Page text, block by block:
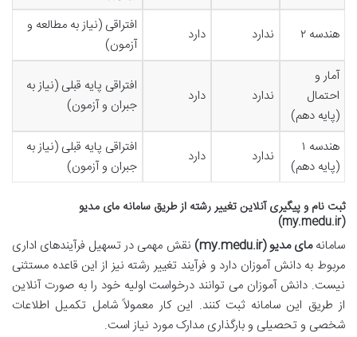
هندسه ۲ ندارد دارد
افتراقی (نیاز به مطالعه و
آزمون)
آمار و
احتمال
(پایه دهم)
ندارد دارد
افتراقی پایه قبلی (نیاز به
جبران و آزمون)
هندسه ۱
(پایه دهم)
ندارد دارد
افتراقی پایه قبلی (نیاز به
جبران و آزمون)
ثبت نام و پیگیری آنلاین تغییر رشته از طریق سامانه مای مدیو
(my.medu.ir)
سامانهمای مدیو (my.medu.ir)
نقش مهمی در تسهیل فرآیندهای اداری
مربوط به دانش آموزان دارد و فرآیند تغییر رشته نیز از این قاعده مستثنی
نیست. دانش آموزان می توانند درخواست اولیه خود را به صورت آنلاین
از طریق این سامانه ثبت کنند. این کار معمولاً شامل تکمیل اطلاعات
شخصی و تحصیلی و بارگذاری مدارک مورد نیاز است.